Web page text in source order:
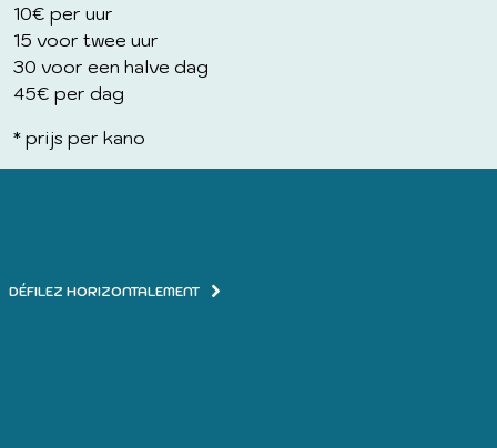
10€ per uur
15 voor twee uur
30 voor een halve dag
45€ per dag
* prijs per kano
DÉFILEZ HORIZONTALEMENT